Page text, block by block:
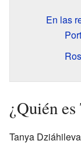
En las
¿Quién
Tanya